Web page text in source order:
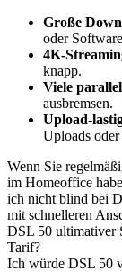
Große
oder
4K-
knapp.
Viele
ausbremsen.
Upload-
Uploads
Wenn Sie
im Homeoffice
ich nicht blind bei
mit schnelleren
DSL 50 ultimativer
Tarif?
Ich würde DSL 50